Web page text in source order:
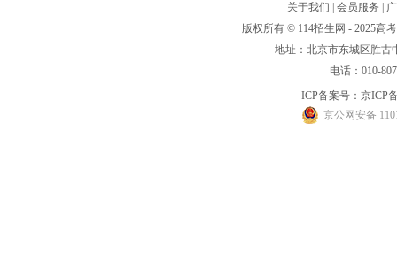
关于我们 会员服务
版权所有 © 114招生网 - 2025高
地址：北京市东城区胜
电话：010-
ICP备案号： 京ICP
京公网安备